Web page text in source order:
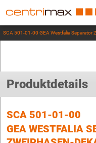
SCA 501-01-00 GEA Westfalia Separator
Produktdetails
SCA 501-01-00
GEA WESTFALIA